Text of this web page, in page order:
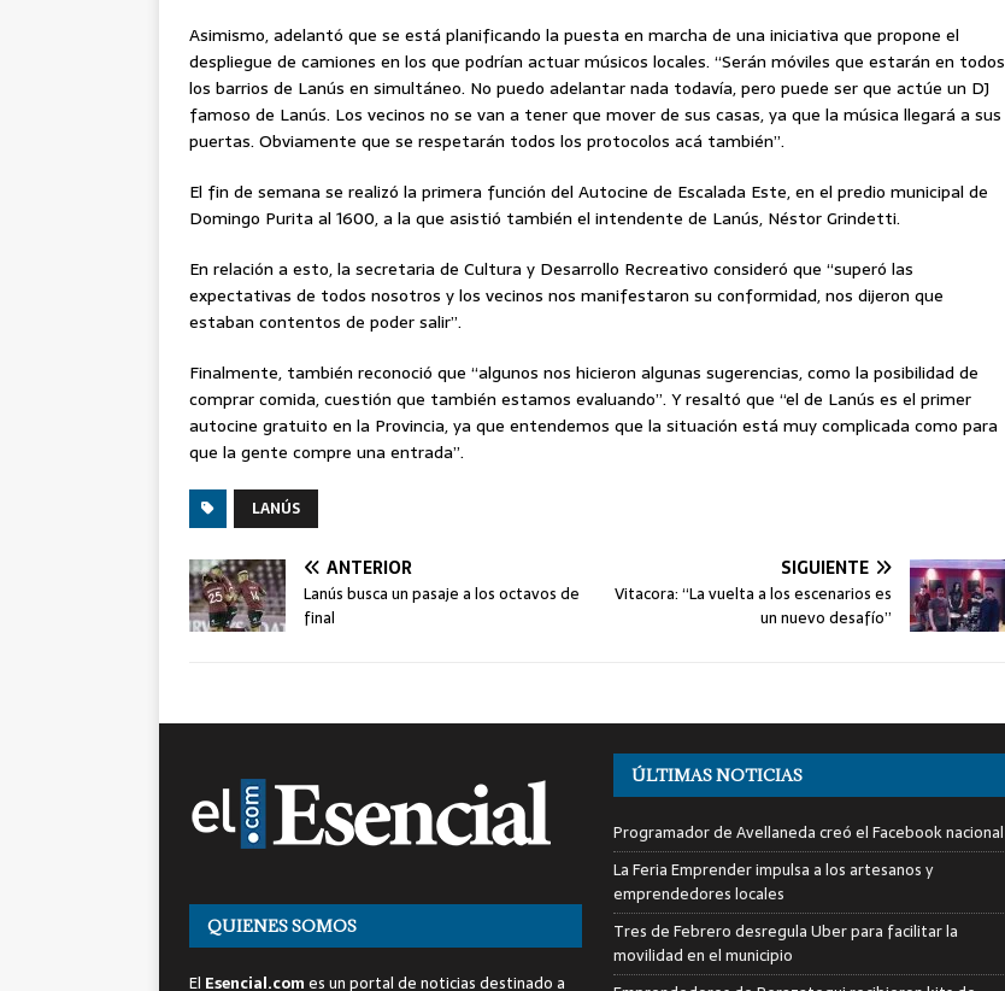
Asimismo, adelantó que se está planificando la puesta en marcha de una iniciativa que propone el
despliegue de camiones en los que podrían actuar músicos locales. “Serán móviles que estarán en todos
los barrios de Lanús en simultáneo. No puedo adelantar nada todavía, pero puede ser que actúe un DJ
famoso de Lanús. Los vecinos no se van a tener que mover de sus casas, ya que la música llegará a sus
puertas. Obviamente que se respetarán todos los protocolos acá también”.
El fin de semana se realizó la primera función del Autocine de Escalada Este, en el predio municipal de
Domingo Purita al 1600, a la que asistió también el intendente de Lanús, Néstor Grindetti.
En relación a esto, la secretaria de Cultura y Desarrollo Recreativo consideró que “superó las
expectativas de todos nosotros y los vecinos nos manifestaron su conformidad, nos dijeron que
estaban contentos de poder salir”.
Finalmente, también reconoció que “algunos nos hicieron algunas sugerencias, como la posibilidad de
comprar comida, cuestión que también estamos evaluando”. Y resaltó que “el de Lanús es el primer
autocine gratuito en la Provincia, ya que entendemos que la situación está muy complicada como para
que la gente compre una entrada”.
LANÚS
ANTERIOR
Lanús busca un pasaje a los octavos de
final
SIGUIENTE
Vitacora: “La vuelta a los escenarios es
un nuevo desafío”
QUIENES SOMOS
El Esencial.comes un portal de noticias destinado a
ÚLTIMAS NOTICIAS
Programador de Avellaneda creó el Facebook nacional
La Feria Emprender impulsa a los artesanos y
emprendedores locales
Tres de Febrero desregula Uber para facilitar la
movilidad en el municipio